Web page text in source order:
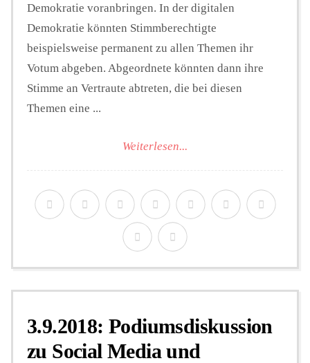
Unterstützen
Demokratie voranbringen. In der digitalen
Demokratie könnten Stimmberechtigte
beispielsweise permanent zu allen Themen ihr
Votum abgeben. Abgeordnete könnten dann ihre
Stimme an Vertraute abtreten, die bei diesen
Themen eine ...
Weiterlesen...
3.9.2018: Podiumsdiskussion
zu Social Media und